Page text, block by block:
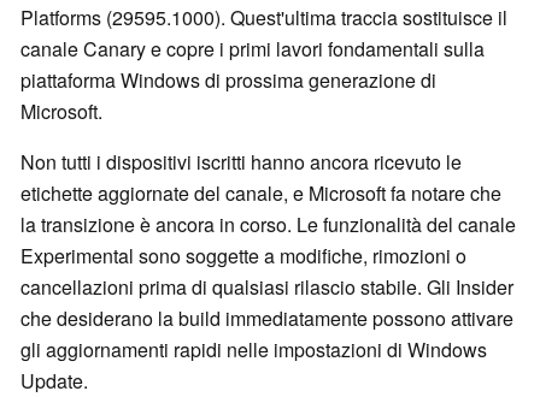
Platforms (29595.1000). Quest'ultima traccia sostituisce il
canale Canary e copre i primi lavori fondamentali sulla
piattaforma Windows di prossima generazione di
Microsoft.
Non tutti i dispositivi iscritti hanno ancora ricevuto le
etichette aggiornate del canale, e Microsoft fa notare che
la transizione è ancora in corso. Le funzionalità del canale
Experimental sono soggette a modifiche, rimozioni o
cancellazioni prima di qualsiasi rilascio stabile. Gli Insider
che desiderano la build immediatamente possono attivare
gli aggiornamenti rapidi nelle impostazioni di Windows
Update.